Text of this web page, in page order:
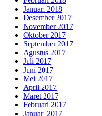
Januari 2018
Desember 2017
November 2017
Oktober 2017
September 2017
Agustus 2017
Juli 2017
Juni 2017
Mei 2017
April 2017
Maret 2017
Februari 2017
Januari 2017